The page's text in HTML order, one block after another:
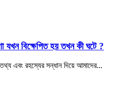
যখন বিক্ষেপিত হয় তখন কী ঘটে ?
এবং রহস্যের সন্ধান দিয়ে আমাদের...